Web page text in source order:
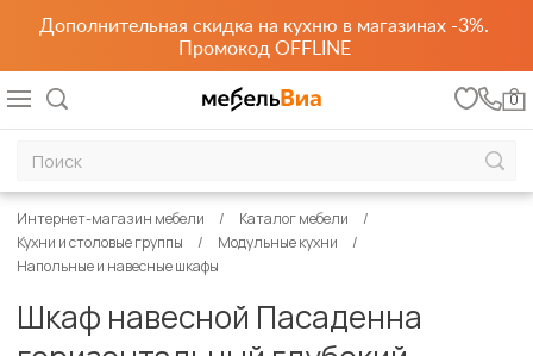
Дополнительная скидка на кухню в магазинах -3%.
Промокод OFFLINE
0
Интернет-магазин мебели
Каталог мебели
Кухни и столовые группы
Модульные кухни
Напольные и навесные шкафы
Шкаф навесной Пасаденна